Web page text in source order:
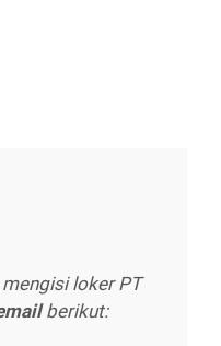
loker PT
berikut: